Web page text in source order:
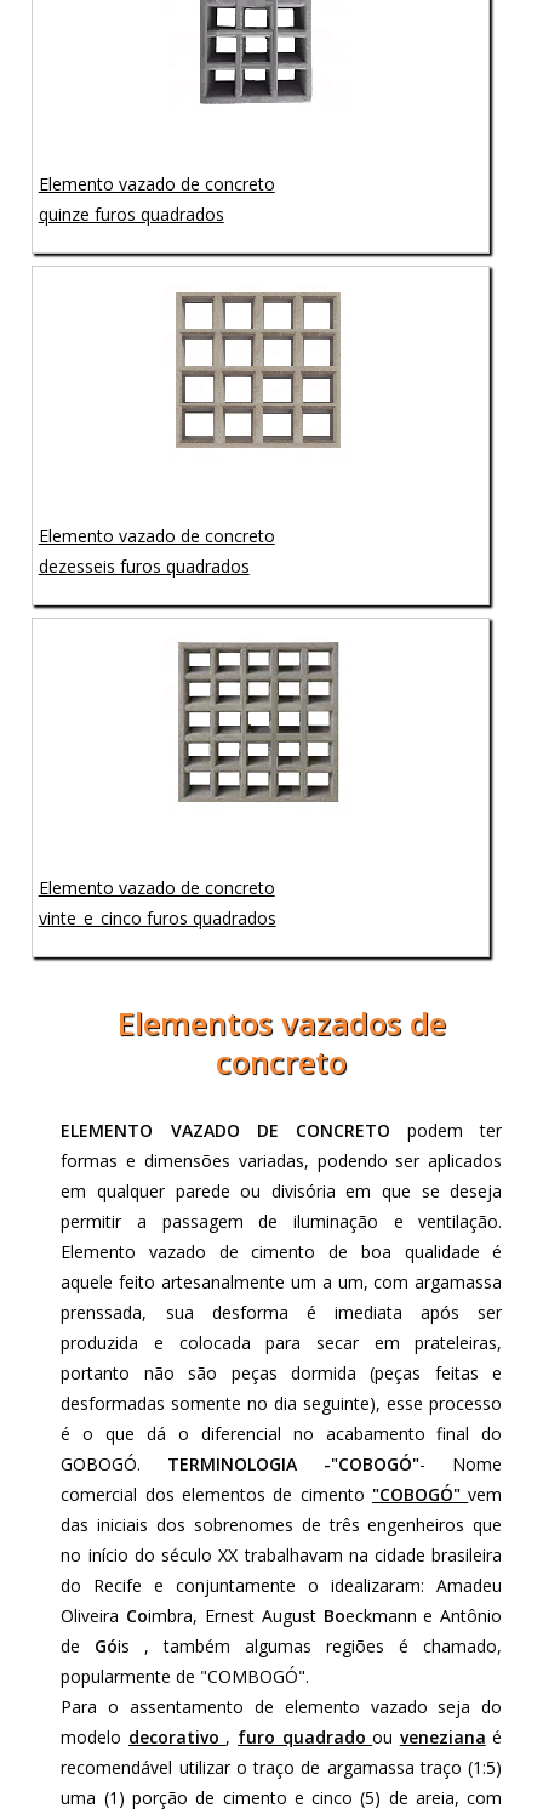
Elemento vazado de concreto
quinze furos quadrados
Elemento vazado de concreto
dezesseis furos quadrados
Elemento vazado de concreto
vinte_e_cinco furos quadrados
Elementos vazados de
concreto
ELEMENTO VAZADO DE CONCRETO podem ter
formas e dimensões variadas, podendo ser aplicados
em qualquer parede ou divisória em que se deseja
permitir a passagem de iluminação e ventilação.
Elemento vazado de cimento de boa qualidade é
aquele feito artesanalmente um a um, com argamassa
prenssada, sua desforma é imediata após ser
produzida e colocada para secar em prateleiras,
portanto não são peças dormida (peças feitas e
desformadas somente no dia seguinte), esse processo
é o que dá o diferencial no acabamento final do
GOBOGÓ. TERMINOLOGIA -"COBOGÓ"- Nome
comercial dos elementos de cimento "COBOGÓ"vem
das iniciais dos sobrenomes de três engenheiros que
no início do século XX trabalhavam na cidade brasileira
do Recife e conjuntamente o idealizaram: Amadeu
Oliveira Coimbra, Ernest August Boeckmann e Antônio
de Góis , também algumas regiões é chamado,
popularmente de "COMBOGÓ".
Para o assentamento de elemento vazado seja do
modelo decorativo , furo quadradoou veneziana é
recomendável utilizar o traço de argamassa traço (1:5)
uma (1) porção de cimento e cinco (5) de areia, com